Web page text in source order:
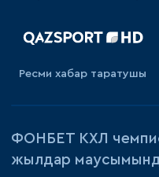
Ресми хабар таратушы
ФОНБЕТ КХЛ
жылдар